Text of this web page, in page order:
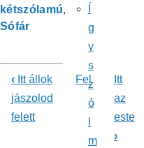
kétszólamú
Sófár
Könyv
kereszthivatkozásai
‹ Itt állok
jászolod
felett
Fel
Itt
az
este
›
g
y
s
z
ó
m